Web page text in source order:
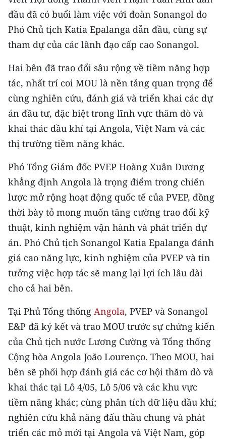
CHUYÊN ĐỀ
CÁC CHUYÊN TRANG
VỀ BÁO NHÂN DÂN
THỜI NAY
NHÂN DÂN CUỐI TUẦN
NHÂN DÂN HẰNG THÁNG
MUA BÁO
ĐỌC BÁO IN
ENGLISH
中文
FRANÇAIS
РУССКИЙ
ESPAÑOL
한국어
đầu đã có buổi làm việc với đoàn Sonangol do
Phó Chủ tịch Katia Epalanga dẫn đầu, cùng sự
tham dự của các lãnh đạo cấp cao Sonangol.
Hai bên đã trao đổi sâu rộng về tiềm năng hợp
tác, nhất trí coi MOU là nền tảng quan trọng để
cùng nghiên cứu, đánh giá và triển khai các dự
án đầu tư, đặc biệt trong lĩnh vực thăm dò và
khai thác dầu khí tại Angola, Việt Nam và các
thị trường tiềm năng khác.
Phó Tổng Giám đốc PVEP Hoàng Xuân Dương
khẳng định Angola là trọng điểm trong chiến
lược mở rộng hoạt động quốc tế của PVEP, đồng
thời bày tỏ mong muốn tăng cường trao đổi kỹ
thuật, kinh nghiệm vận hành và phát triển dự
án. Phó Chủ tịch Sonangol Katia Epalanga đánh
giá cao năng lực, kinh nghiệm của PVEP và tin
tưởng việc hợp tác sẽ mang lại lợi ích lâu dài
cho cả hai bên.
Tại Phủ Tổng thống Angola, PVEP và Sonangol
E&P đã ký kết và trao MOU trước sự chứng kiến
của Chủ tịch nước Lương Cường và Tổng thống
Cộng hòa Angola João Lourenço. Theo MOU, hai
bên sẽ phối hợp đánh giá các cơ hội thăm dò và
khai thác tại Lô 4/05, Lô 5/06 và các khu vực
tiềm năng khác; cùng phân tích dữ liệu dầu khí;
nghiên cứu khả năng đấu thầu chung và phát
triển các mỏ mới tại Angola và Việt Nam, góp